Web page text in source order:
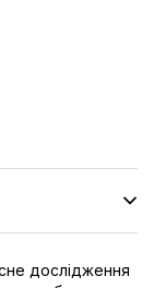
дослідження